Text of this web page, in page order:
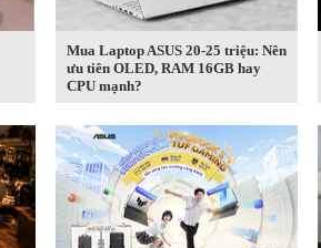
Mua Laptop ASUS 20-25 triệu: Nên
ưu tiên OLED, RAM 16GB hay
CPU mạnh?